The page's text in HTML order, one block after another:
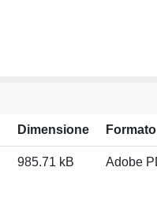
Dimensione Formato
985.71 kB Adobe